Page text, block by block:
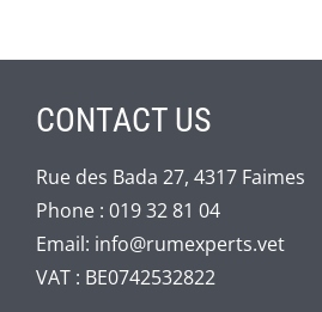
CONTACT US
Rue des Bada 27, 4317 Faimes
Phone : 019 32 81 04
Email: info@rumexperts.vet
VAT : BE0742532822